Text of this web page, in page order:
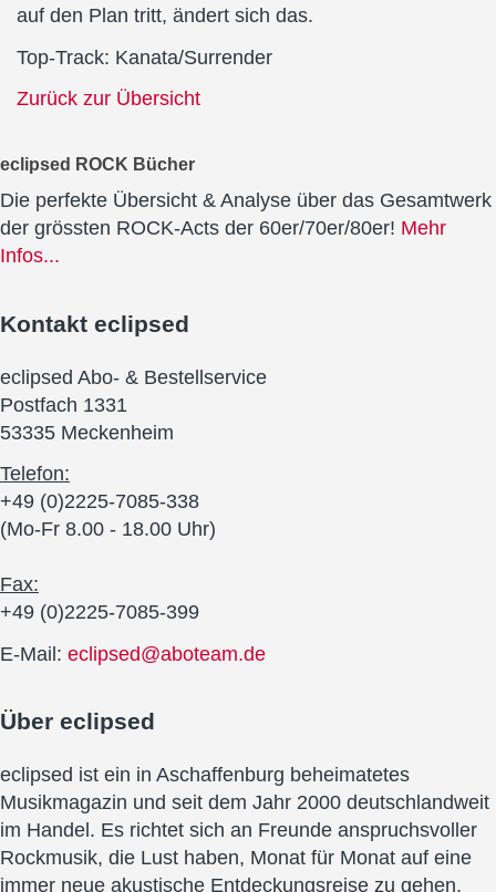
auf den Plan tritt, ändert sich das.
Top-Track: Kanata/Surrender
Zurück zur Übersicht
eclipsed ROCK Bücher
Die perfekte Übersicht & Analyse über das Gesamtwerk
der grössten ROCK-Acts der 60er/70er/80er! Mehr
Infos...
Kontakt eclipsed
eclipsed Abo- & Bestellservice
Postfach 1331
53335 Meckenheim
Telefon:
+49 (0)2225-7085-338
(Mo-Fr 8.00 - 18.00 Uhr)
Fax:
+49 (0)2225-7085-399
E-Mail: eclipsed@aboteam.de
Über eclipsed
eclipsed ist ein in Aschaffenburg beheimatetes
Musikmagazin und seit dem Jahr 2000 deutschlandweit
im Handel. Es richtet sich an Freunde anspruchsvoller
Rockmusik, die Lust haben, Monat für Monat auf eine
immer neue akustische Entdeckungsreise zu gehen.